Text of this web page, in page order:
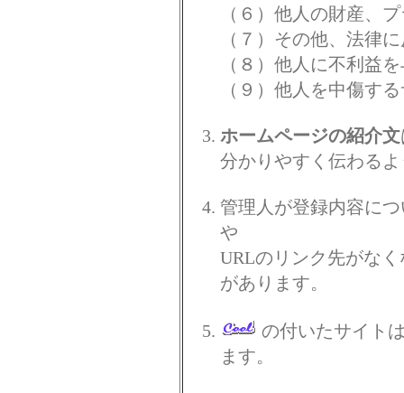
（６）他人の財産、
（７）その他、法律
（８）他人に不利益
（９）他人を中傷す
ホームページの紹介文
分かりやすく伝わる
管理人が登録内容に
や
URLのリンク先がな
があります。
の付いたサイト
ます。